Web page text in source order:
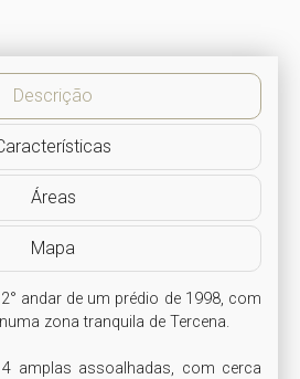
Descrição
Áreas
Mapa
andar de um prédio de 1998, com
zona tranquila de Tercena.
amplas assoalhadas, com cerca